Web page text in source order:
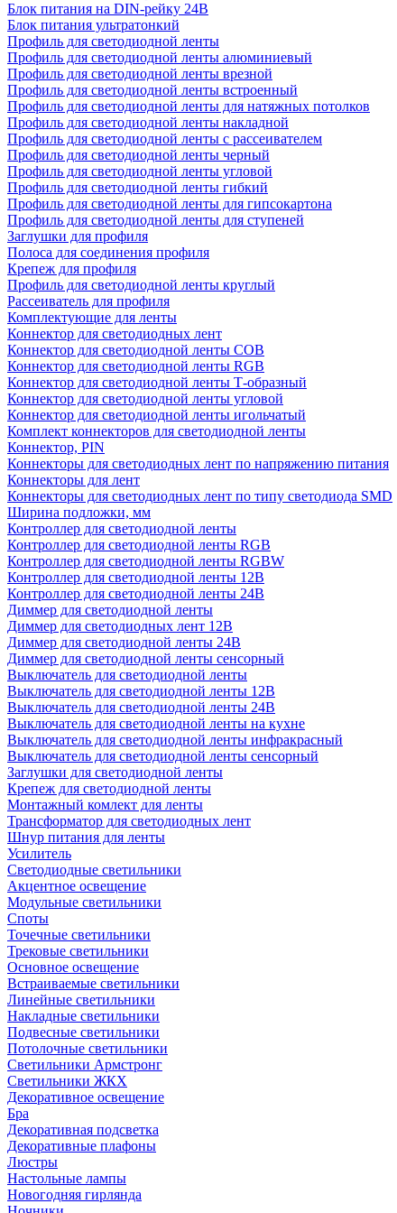
Блок питания на DIN-рейку 24В
Блок питания ультратонкий
Профиль для светодиодной ленты
Профиль для светодиодной ленты алюминиевый
Профиль для светодиодной ленты врезной
Профиль для светодиодной ленты встроенный
Профиль для светодиодной ленты для натяжных потолков
Профиль для светодиодной ленты накладной
Профиль для светодиодной ленты с рассеивателем
Профиль для светодиодной ленты черный
Профиль для светодиодной ленты угловой
Профиль для светодиодной ленты гибкий
Профиль для светодиодной ленты для гипсокартона
Профиль для светодиодной ленты для ступеней
Заглушки для профиля
Полоса для соединения профиля
Крепеж для профиля
Профиль для светодиодной ленты круглый
Рассеиватель для профиля
Комплектующие для ленты
Коннектор для светодиодных лент
Коннектор для светодиодной ленты COB
Коннектор для светодиодной ленты RGB
Коннектор для светодиодной ленты Т-образный
Коннектор для светодиодной ленты угловой
Коннектор для светодиодной ленты игольчатый
Комплект коннекторов для светодиодной ленты
Коннектор, PIN
Коннекторы для светодиодных лент по напряжению питания
Коннекторы для лент
Коннекторы для светодиодных лент по типу светодиода SMD
Ширина подложки, мм
Контроллер для светодиодной ленты
Контроллер для светодиодной ленты RGB
Контроллер для светодиодной ленты RGBW
Контроллер для светодиодной ленты 12В
Контроллер для светодиодной ленты 24В
Диммер для светодиодной ленты
Диммер для светодиодных лент 12В
Диммер для светодиодной ленты 24В
Диммер для светодиодной ленты сенсорный
Выключатель для светодиодной ленты
Выключатель для светодиодной ленты 12В
Выключатель для светодиодной ленты 24В
Выключатель для светодиодной ленты на кухне
Выключатель для светодиодной ленты инфракрасный
Выключатель для светодиодной ленты сенсорный
Заглушки для светодиодной ленты
Крепеж для светодиодной ленты
Монтажный комлект для ленты
Трансформатор для светодиодных лент
Шнур питания для ленты
Усилитель
Светодиодные светильники
Акцентное освещение
Модульные светильники
Споты
Точечные светильники
Трековые светильники
Основное освещение
Встраиваемые светильники
Линейные светильники
Накладные светильники
Подвесные светильники
Потолочные светильники
Светильники Армстронг
Светильники ЖКХ
Декоративное освещение
Бра
Декоративная подсветка
Декоративные плафоны
Люстры
Настольные лампы
Новогодняя гирлянда